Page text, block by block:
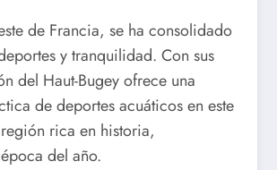
de Francia, se ha consolidado
y tranquilidad. Con sus
del Haut-Bugey ofrece una
de deportes acuáticos en este
rica en historia,
del año.